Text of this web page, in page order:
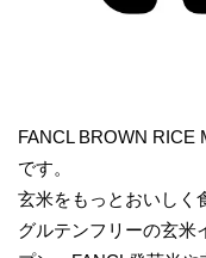
FANCL BROWN RICE
です。
玄米をもっとおいしく
グルテンフリーの玄米